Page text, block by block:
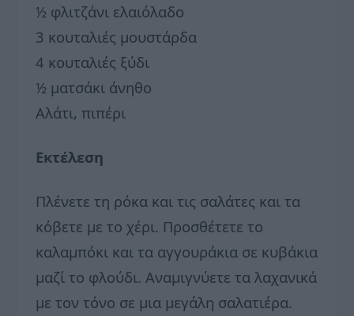
½ φλιτζάνι ελαιόλαδο
3 κουταλιές μουστάρδα
4 κουταλιές ξύδι
½ ματσάκι άνηθο
Αλάτι, πιπέρι
Εκτέλεση
Πλένετε τη ρόκα και τις σαλάτες και τα
κόβετε με το χέρι. Προσθέτετε το
καλαμπόκι και τα αγγουράκια σε κυβάκια
μαζί το φλούδι. Αναμιγνύετε τα λαχανικά
με τον τόνο σε μια μεγάλη σαλατιέρα.